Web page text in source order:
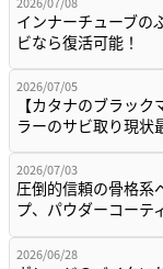
インナーチューブの
ビなら復活可能！
2026/07/05
【カタナのブラッ
ラーのサビ取り現状
2026/07/03
圧倒的信頼の骨格系
プ、パウダーコー
2026/06/28